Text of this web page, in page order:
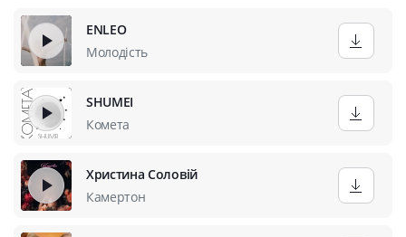
ENLEO
Молодість
SHUMEI
Комета
Христина Соловій
Камертон